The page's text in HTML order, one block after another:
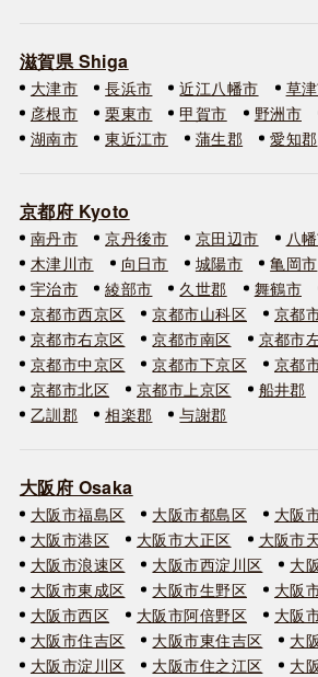
滋賀県 Shiga
大津市 長浜市 近江八幡市 草
彦根市
栗東市 甲賀市 野洲市
湖南市
東近江市 蒲生郡 愛知郡
京都府 Kyoto
南丹市 京丹後市 京田辺市 八
木津川市
向日市 城陽市 亀岡市
宇治市
綾部市 久世郡 舞鶴市
京都市西京区
京都市山科区
京都
京都市右京区
京都市南区
京都市
京都市中京区
京都市下京区
京都
京都市北区
京都市上京区 船井郡
乙訓郡
相楽郡 与謝郡
大阪府 Osaka
大阪市福島区 大阪市都島区
大阪
大阪市港区
大阪市大正区
大阪市
大阪市浪速区
大阪市西淀川区
大
大阪市東成区
大阪市生野区
大阪
大阪市西区
大阪市阿倍野区
大阪
大阪市住吉区
大阪市東住吉区
大
大阪市淀川区
大阪市住之江区
大